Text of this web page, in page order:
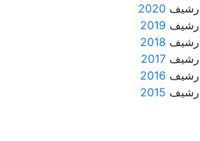
2020
2019
2018
2017
2016
2015